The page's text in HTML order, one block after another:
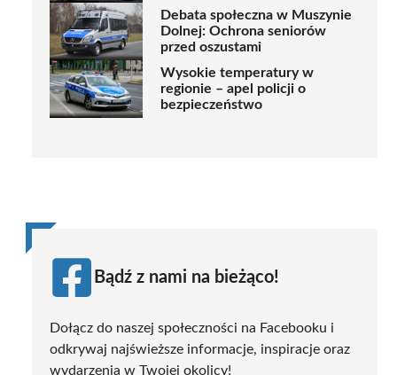
Debata społeczna w Muszynie
Dolnej: Ochrona seniorów
przed oszustami
Wysokie temperatury w
regionie – apel policji o
bezpieczeństwo
Bądź z nami na bieżąco!
Dołącz do naszej społeczności na Facebooku i
odkrywaj najświeższe informacje, inspiracje oraz
wydarzenia w Twojej okolicy!